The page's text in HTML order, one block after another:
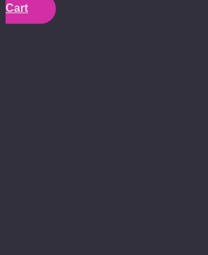
Cart